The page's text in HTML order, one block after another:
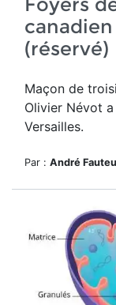
(réservé)
Maçon de
Olivier Névot
Versailles.
Par : André